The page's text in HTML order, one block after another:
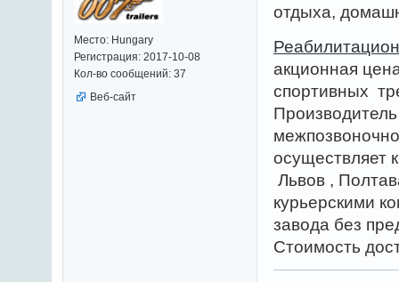
Место: Hungary
Регистрация: 2017-10-08
Кол-во сообщений: 37
Веб-сайт
отдыха,
акционная
спортивных
осуществляет
Львов ,
курьерскими
завода без
Стоимость